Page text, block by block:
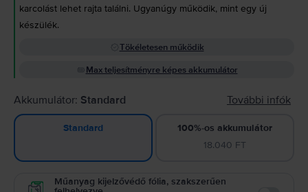
karcolást lehet rajta találni. Ugyanúgy működik, mint egy új
készülék.
Tökéletesen működik
Max teljesítményre képes akkumulátor
Akkumulátor: Standard További infók
Standard
100%-os akkumulátor
18.040 FT
Műanyag kijelzővédő fólia, szakszerűen